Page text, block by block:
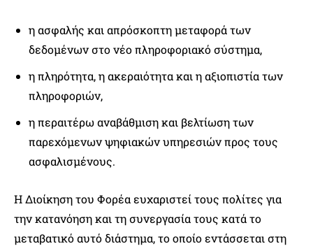
η ασφαλής και απρόσκοπτη μεταφορά των
δεδομένων στο νέο πληροφοριακό σύστημα,
η πληρότητα, η ακεραιότητα και η αξιοπιστία των
πληροφοριών,
η περαιτέρω αναβάθμιση και βελτίωση των
παρεχόμενων ψηφιακών υπηρεσιών προς τους
ασφαλισμένους.
Η Διοίκηση του Φορέα ευχαριστεί τους πολίτες για
την κατανόηση και τη συνεργασία τους κατά το
μεταβατικό αυτό διάστημα, το οποίο εντάσσεται στη